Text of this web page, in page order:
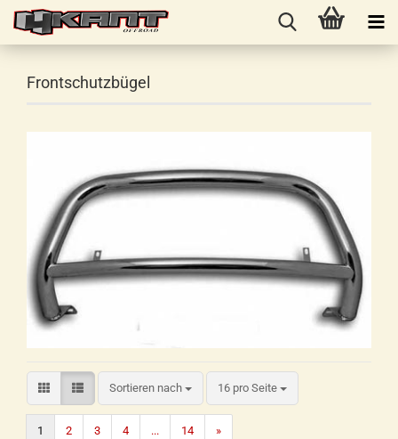
Frontschutzbügel
Sortieren nach 16 pro Seite
1 2 3 4 ... 14 »